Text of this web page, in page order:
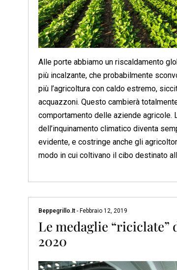
Alle porte abbiamo un riscaldamento
più incalzante, che probabilmente
più l’agricoltura con caldo estremo,
acquazzoni. Questo cambierà
comportamento delle aziende agricole.
dell’inquinamento climatico diventa
evidente, e costringe anche gli
modo in cui coltivano il cibo destinato
Beppegrillo.it - Febbraio 12, 2019
Le medaglie “riciclate”
2020